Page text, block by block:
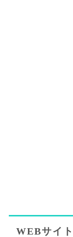
WEBサイ